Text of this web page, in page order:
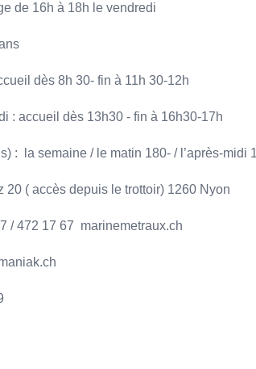
de 16h à 18h le vendredi
dès 8h 30- fin à 11h 30-12h
: accueil dès 13h30 - fin à 16h30-17h
: la semaine / le matin 180- / l’après-midi
20 ( accès depuis le trottoir) 1260 Nyon
/ 472 17 67 marinemetraux.ch